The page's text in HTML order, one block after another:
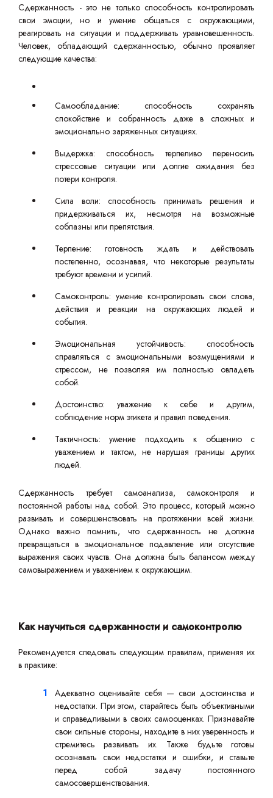
Сдержанность - это не только способность контролировать
свои эмоции, но и умение общаться с окружающими,
реагировать на ситуации и поддерживать уравновешенность.
Человек, обладающий сдержанностью, обычно проявляет
следующие качества:
Самообладание: способность сохранять
спокойствие и собранность даже в сложных и
эмоционально заряженных ситуациях.
Выдержка: способность терпеливо переносить
стрессовые ситуации или долгие ожидания без
потери контроля.
Сила воли: способность принимать решения и
придерживаться их, несмотря на возможные
соблазны или препятствия.
Терпение: готовность ждать и действовать
постепенно, осознавая, что некоторые результаты
требуют времени и усилий.
Самоконтроль: умение контролировать свои слова,
действия и реакции на окружающих людей и
события.
Эмоциональная устойчивость: способность
справляться с эмоциональными возмущениями и
стрессом, не позволяя им полностью овладеть
собой.
Достоинство: уважение к себе и другим,
соблюдение норм этикета и правил поведения.
Тактичность: умение подходить к общению с
уважением и тактом, не нарушая границы других
людей.
Сдержанность требует самоанализа, самоконтроля и
постоянной работы над собой. Это процесс, который можно
развивать и совершенствовать на протяжении всей жизни.
Однако важно помнить, что сдержанность не должна
превращаться в эмоциональное подавление или отсутствие
выражения своих чувств. Она должна быть балансом между
самовыражением и уважением к окружающим.
Как научиться сдержанности и самоконтролю
Рекомендуется следовать следующим правилам, применяя их
в практике:
Адекватно оценивайте себя — свои достоинства и
недостатки. При этом, старайтесь быть объективными
и справедливыми в своих самооценках. Признавайте
свои сильные стороны, находите в них уверенность и
стремитесь развивать их. Также будьте готовы
осознавать свои недостатки и ошибки, и ставьте
перед собой задачу постоянного
самосовершенствования.